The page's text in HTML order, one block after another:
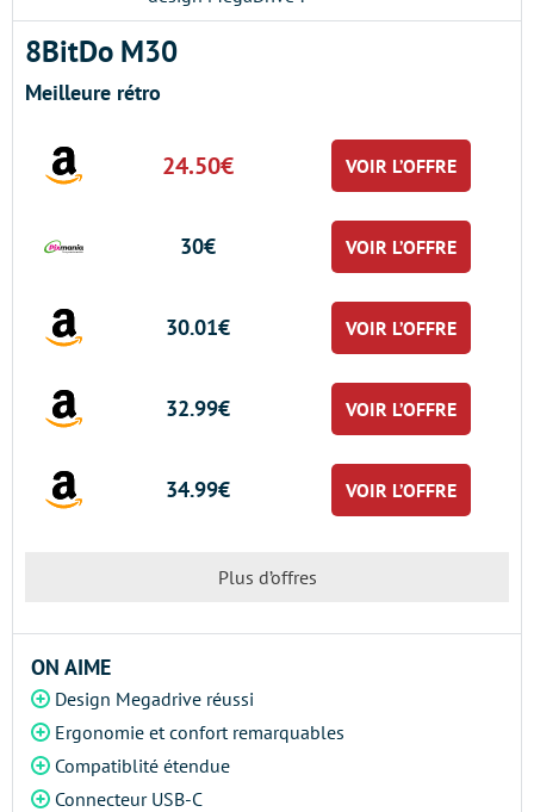
8BitDo M30
Meilleure rétro
24.50€ VOIR L’OFFRE
30€ VOIR L’OFFRE
30.01€ VOIR L’OFFRE
32.99€ VOIR L’OFFRE
34.99€ VOIR L’OFFRE
Plus d’offres
ON AIME
Design Megadrive réussi
Ergonomie et confort remarquables
Compatiblité étendue
Connecteur USB-C